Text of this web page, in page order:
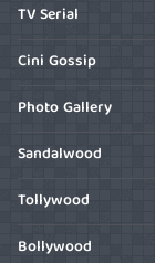
TV Serial
Cini Gossip
Photo Gallery
Sandalwood
Tollywood
Bollywood